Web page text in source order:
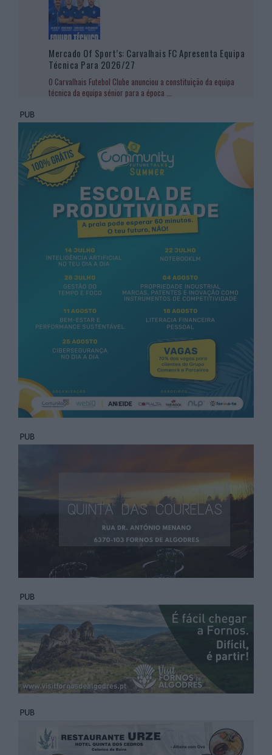
Mercado Of Sport’s: Carvalhais FC Apresenta Equipa
Técnica Para 2026/27
O Carvalhais Futebol Clube anunciou a constituição da equipa
técnica da equipa sénior para a época ...